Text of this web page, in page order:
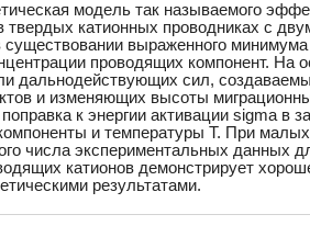
модель так называемого
катионных проводниках с
выраженного
проводящих компонент. На
дальнодействующих сил,
и изменяющих высоты
к энергии активации sigma в
и температуры T. При
числа экспериментальных данных
катионов демонстрирует
результатами.